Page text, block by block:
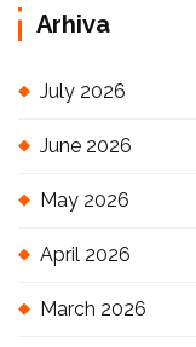
Arhiva
July 2026
June 2026
May 2026
April 2026
March 2026